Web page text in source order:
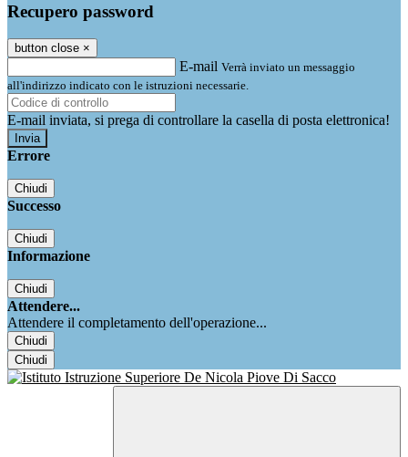
Recupero password
button close ×
E-mail Verrà inviato un messaggio
all'indirizzo indicato con le istruzioni necessarie.
E-mail inviata, si prega di controllare la casella di posta elettronica!
Errore
Chiudi
Successo
Chiudi
Informazione
Chiudi
Attendere...
Attendere il completamento dell'operazione...
Chiudi
Chiudi